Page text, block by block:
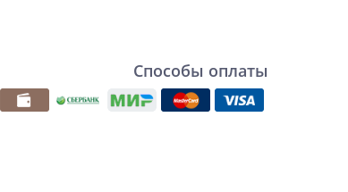
Способы оплаты